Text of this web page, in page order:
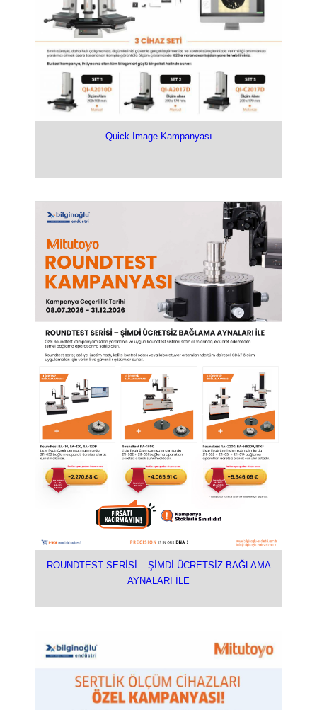
Quick Image Kampanyası
ROUNDTEST SERİSİ – ŞİMDİ ÜCRETSİZ BAĞLAMA
AYNALARI İLE